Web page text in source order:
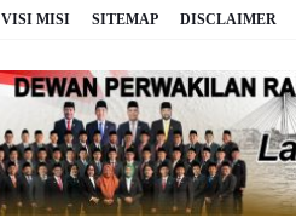
VISI MISI SITEMAP DISCLAIMER